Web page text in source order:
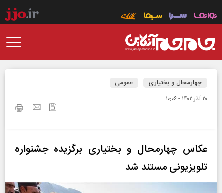
چهارمحال و بختیاری عمومی
۲۰ آذر ۱۴۰۲ - ۱۰:۰۶
عکاس چهارمحال و بختیاری برگزیده جشنواره
تلویزیونی مستند شد